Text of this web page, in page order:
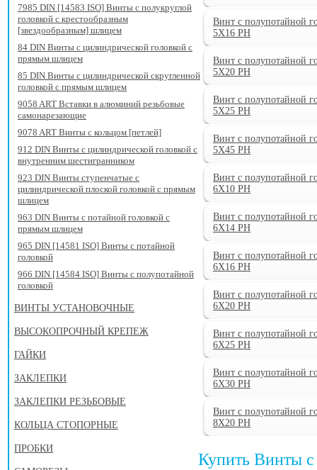
7985 DIN [14583 ISO] Винты с полукруглой
головкой с крестообразным
[звездообразным] шлицем
84 DIN Винты с цилиндрической головкой с
прямым шлицем
85 DIN Винты с цилиндрической скругленной
головкой с прямым шлицем
9058 ART Вставки в алюминий резьбовые
самонарезающие
9078 ART Винты с кольцом [петлей]
912 DIN Винты с цилиндрической головкой с
внутренним шестигранником
923 DIN Винты ступенчатые с
цилиндрической плоской головкой с прямым
шлицем
963 DIN Винты с потайной головкой с
прямым шлицем
965 DIN [14581 ISO] Винты с потайной
головкой
966 DIN [14584 ISO] Винты с полупотайной
головкой
ВИНТЫ УСТАНОВОЧНЫЕ
ВЫСОКОПРОЧНЫЙ КРЕПЕЖ
ГАЙКИ
ЗАКЛЕПКИ
ЗАКЛЕПКИ РЕЗЬБОВЫЕ
КОЛЬЦА СТОПОРНЫЕ
ПРОБКИ
Винт с полупотайной
5X16 PH
Винт с полупотайной
5X20 PH
Винт с полупотайной
5X25 PH
Винт с полупотайной
5X45 PH
Винт с полупотайной
6X10 PH
Винт с полупотайной
6X14 PH
Винт с полупотайной
6X16 PH
Винт с полупотайной
6X20 PH
Винт с полупотайной
6X25 PH
Винт с полупотайной
6X30 PH
Винт с полупотайной
8X20 PH
Купить Винты